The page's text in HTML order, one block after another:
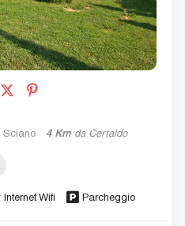
Sciano 4 Km da Certaldo
Internet Wifi Parcheggio